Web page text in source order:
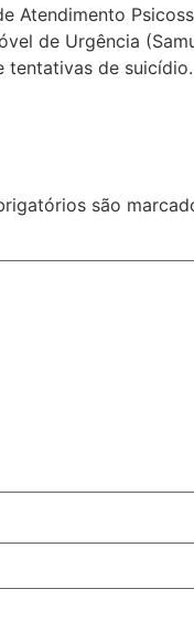
Atendimento
de Urgência
tentativas de suicídio.
são